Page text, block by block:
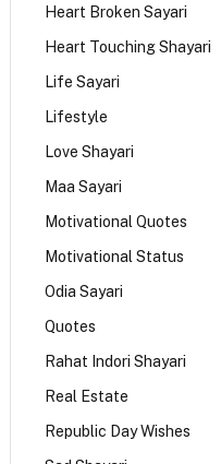
Heart Broken Sayari
Heart Touching Shayari
Life Sayari
Lifestyle
Love Shayari
Maa Sayari
Motivational Quotes
Motivational Status
Odia Sayari
Quotes
Rahat Indori Shayari
Real Estate
Republic Day Wishes